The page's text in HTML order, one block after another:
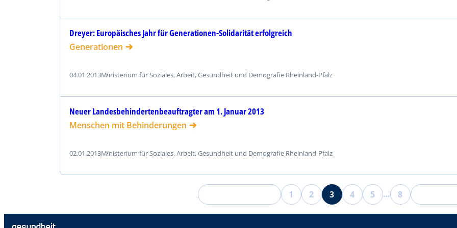
04.01.2013Ministerium für Soziales, Arbeit, Gesundheit und Demografie Rheinland-Pfalz
Dreyer: Europäisches Jahr für Generationen-Solidarität erfolgreich
Generationen
02.01.2013Ministerium für Soziales, Arbeit, Gesundheit und Demografie Rheinland-Pfalz
Neuer Landesbehindertenbeauftragter am 1. Januar 2013
Menschen mit Behinderungen
←
Vorherige Seite
1 2 3 4 5 … 8